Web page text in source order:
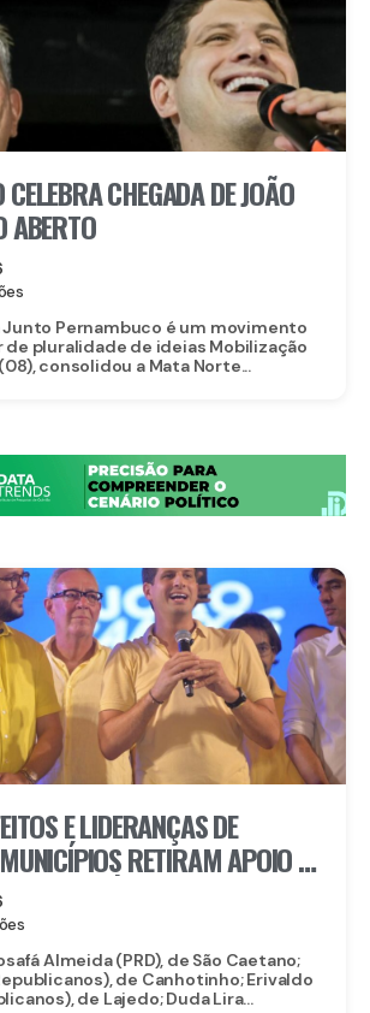
CHEGADA DE JOÃO
ABERTO
Pernambuco é um movimento
pluralidade de ideias Mobilização
consolidou a Mata Norte...
E LIDERANÇAS DE
RETIRAM APOIO À
DE MARÍLIA ARRAES
Almeida (PRD), de São Caetano;
de Canhotinho; Erivaldo
de Lajedo; Duda Lira...